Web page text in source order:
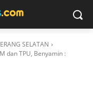
SELATAN
dan TPU, Benyamin :